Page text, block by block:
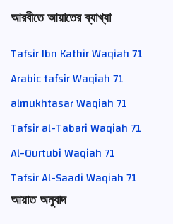
আরবীতে আয়াতের ব্যাখ্যা
Tafsir Ibn Kathir Waqiah 71
Arabic tafsir Waqiah 71
almukhtasar Waqiah 71
Tafsir al-Tabari Waqiah 71
Al-Qurtubi Waqiah 71
Tafsir Al-Saadi Waqiah 71
আয়াত অনুবাদ